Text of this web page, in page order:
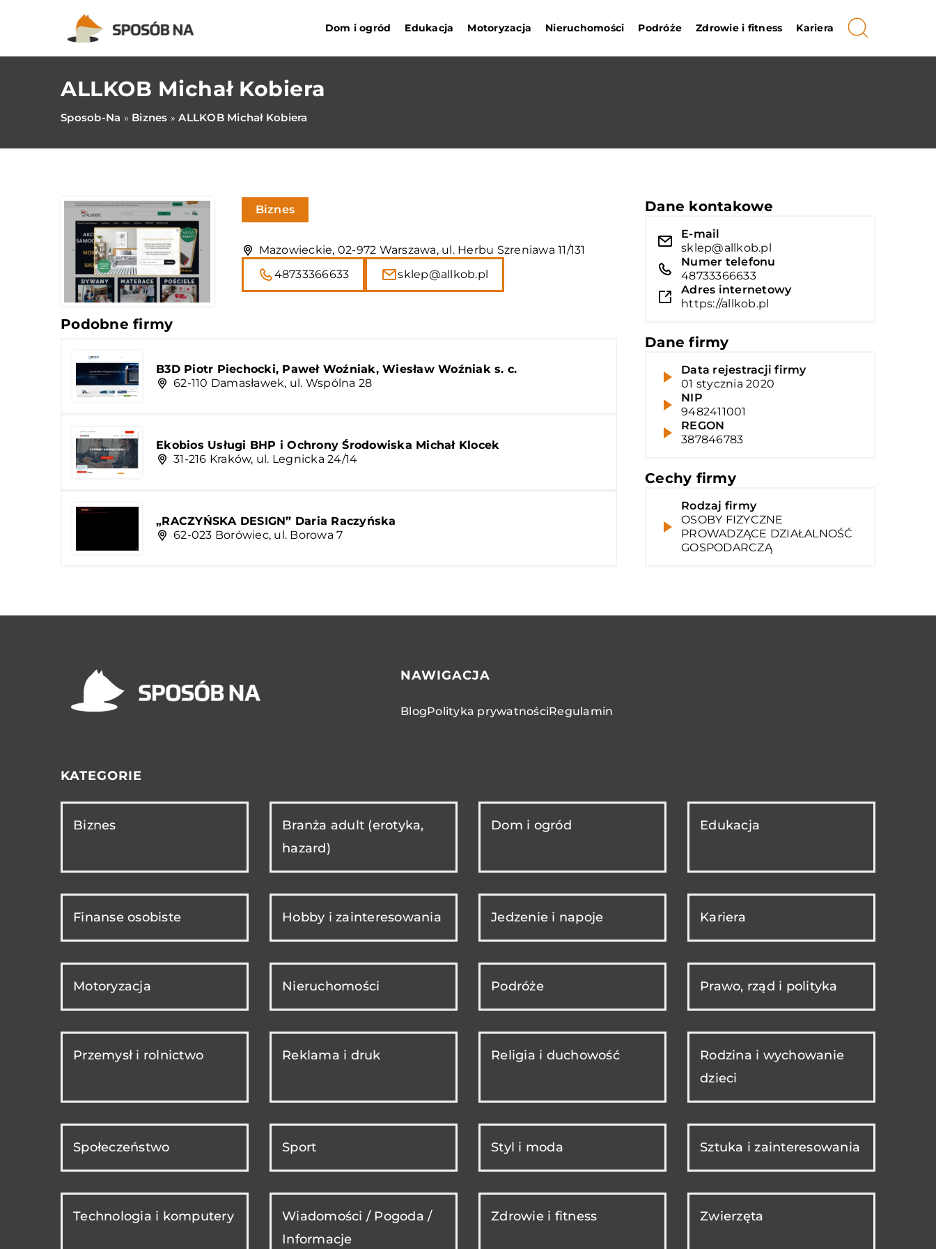
Dom i ogród Edukacja Motoryzacja Nieruchomości Podróże Zdrowie i fitness Kariera
ALLKOB Michał Kobiera
Sposob-Na » Biznes »ALLKOB Michał Kobiera
Biznes
Mazowieckie, 02-972 Warszawa, ul. Herbu Szreniawa 11/131
48733366633
sklep@allkob.pl
Podobne firmy
B3D Piotr Piechocki, Paweł Woźniak, Wiesław Woźniak s. c.
62-110 Damasławek, ul. Wspólna 28
Ekobios Usługi BHP i Ochrony Środowiska Michał Klocek
31-216 Kraków, ul. Legnicka 24/14
„RACZYŃSKA DESIGN” Daria Raczyńska
62-023 Borówiec, ul. Borowa 7
Dane kontakowe
E-mail
sklep@allkob.pl
Numer telefonu
48733366633
Adres internetowy
https://allkob.pl
Dane firmy
Data rejestracji firmy
01 stycznia 2020
NIP
9482411001
REGON
387846783
Cechy firmy
Rodzaj firmy
OSOBY FIZYCZNE
PROWADZĄCE DZIAŁALNOŚĆ
GOSPODARCZĄ
NAWIGACJA
BlogPolityka prywatnościRegulamin
KATEGORIE
Biznes
Branża adult (erotyka,
hazard)
Dom i ogród Edukacja
Finanse osobiste Hobby i zainteresowania Jedzenie i napoje Kariera
Motoryzacja Nieruchomości Podróże Prawo, rząd i polityka
Przemysł i rolnictwo Reklama i druk Religia i duchowość
Rodzina i wychowanie
dzieci
Społeczeństwo Sport Styl i moda Sztuka i zainteresowania
Technologia i komputery
Wiadomości / Pogoda /
Informacje
Zdrowie i fitness Zwierzęta